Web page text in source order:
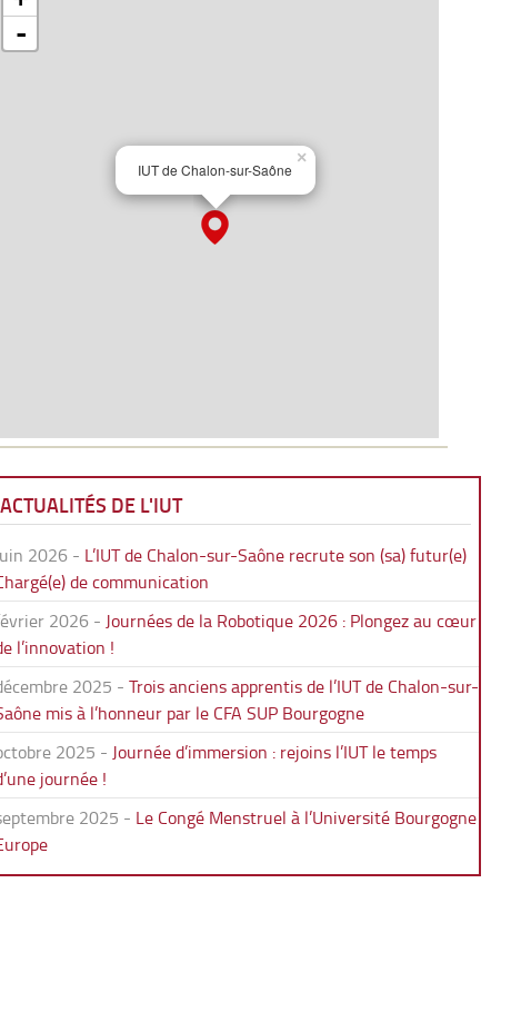
ACTUALITÉS DE L'IUT
2026- L’IUT de Chalon-sur-Saône recrute son (sa) futur(e)
de communication
2026- Journées de la Robotique 2026 : Plongez au cœur
l’innovation !
2025 - Trois anciens apprentis de l’IUT de Chalon-sur-
mis à l’honneur par le CFA SUP Bourgogne
2025 - Journée d’immersion : rejoins l’IUT le temps
journée !
2025 - Le Congé Menstruel à l’Université Bourgogne